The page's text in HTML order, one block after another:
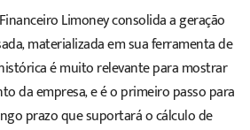
Limoney consolida a geração
materializada em sua ferramenta de
é muito relevante para mostrar
da empresa, e é o primeiro passo para
prazo que suportará o cálculo de